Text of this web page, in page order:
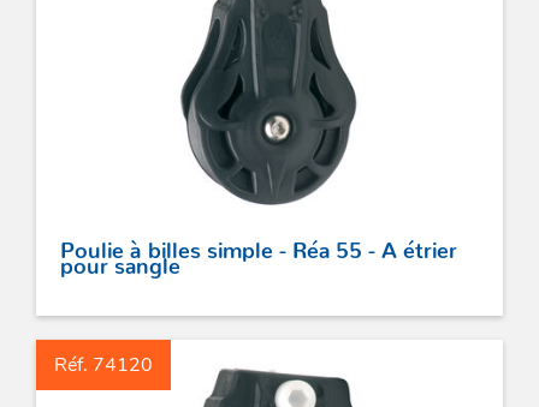
Poulie à billes simple - Réa 55 - A étrier
pour sangle
Réf. 74120